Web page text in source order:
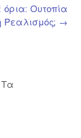
Ουτοπία
Ρεαλισμός; →
Τα